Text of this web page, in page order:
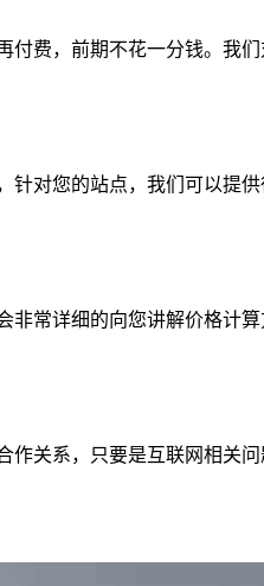
付费，前期不花一分钱。我
针对您的站点，我们可以提
非常详细的向您讲解价格计
作关系，只要是互联网相关